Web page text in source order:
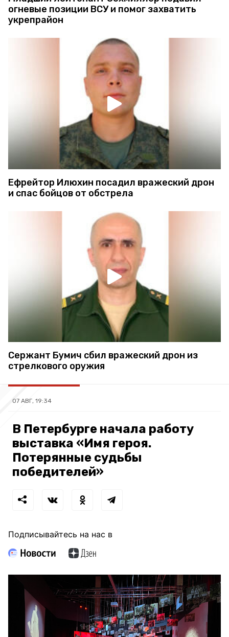
огневые позиции ВСУ и помог захватить
укрепрайон
Ефрейтор Илюхин посадил вражеский дрон
и спас бойцов от обстрела
Сержант Бумич сбил вражеский дрон из
стрелкового оружия
07 АВГ, 19:34
В Петербурге начала работу
выставка «Имя героя.
Потерянные судьбы
победителей»
Подписывайтесь на нас в